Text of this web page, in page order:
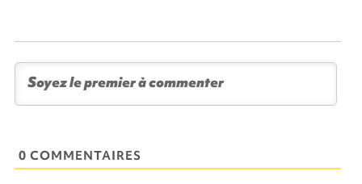
0 COMMENTAIRES